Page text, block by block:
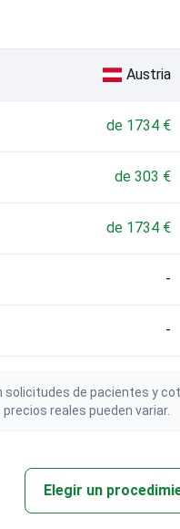
Austria
de 1734 €
de 303 €
de 1734 €
-
-
de pacientes y
reales pueden variar.
Elegir un